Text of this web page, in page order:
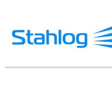
springen